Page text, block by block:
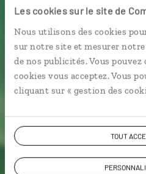
Les cookies sur le site de
Nous utilisons des cookies
sur notre site et mesurer
de nos publicités. Vous
cookies vous acceptez. Vous
cliquant sur « gestion des
TOUT
spécialistes
près de vos envies et